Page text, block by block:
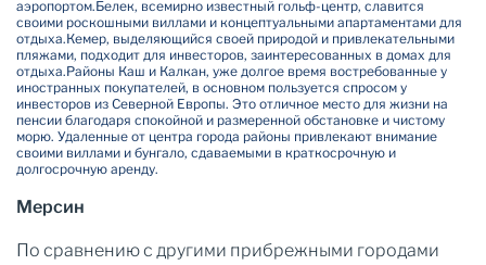
аэропортом.Белек, всемирно известный гольф-центр, славится
своими роскошными виллами и концептуальными апартаментами для
отдыха.Кемер, выделяющийся своей природой и привлекательными
пляжами, подходит для инвесторов, заинтересованных в домах для
отдыха.Районы Каш и Калкан, уже долгое время востребованные у
иностранных покупателей, в основном пользуется спросом у
инвесторов из Северной Европы. Это отличное место для жизни на
пенсии благодаря спокойной и размеренной обстановке и чистому
морю. Удаленные от центра города районы привлекают внимание
своими виллами и бунгало, сдаваемыми в краткосрочную и
долгосрочную аренду.
Мерсин
По сравнению с другими прибрежными городами